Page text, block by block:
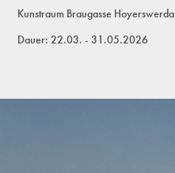
Kunstraum Braugasse Hoyerswerda
Dauer: 22.03. - 31.05.2026